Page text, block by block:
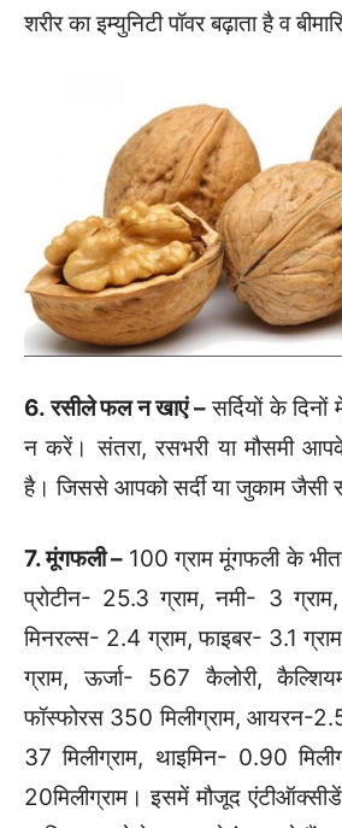
शरीर का इम्युनिटी पॉवर बढ़ाता है व
6. रसीले फल न खाएं –सर्दियों के
न करें। संतरा, रसभरी या मौसमी
है। जिससे आपको सर्दी या जुकाम जैसी
7. मूंगफली – 100 ग्राम मूंगफली के
प्रोटीन- 25.3 ग्राम, नमी- 3
मिनरल्स- 2.4 ग्राम, फाइबर- 3.1
ग्राम, ऊर्जा- 567 कैलोरी,
फॉस्फोरस 350 मिलीग्राम, आयरन-2.5
37 मिलीग्राम, थाइमिन- 0.90
20मिलीग्राम। इसमें मौजूद